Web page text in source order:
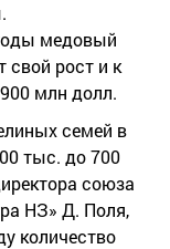
медовый
свой рост и к
млн долл.
семей в
тыс. до 700
союза
НЗ» Д. Поля,
количество